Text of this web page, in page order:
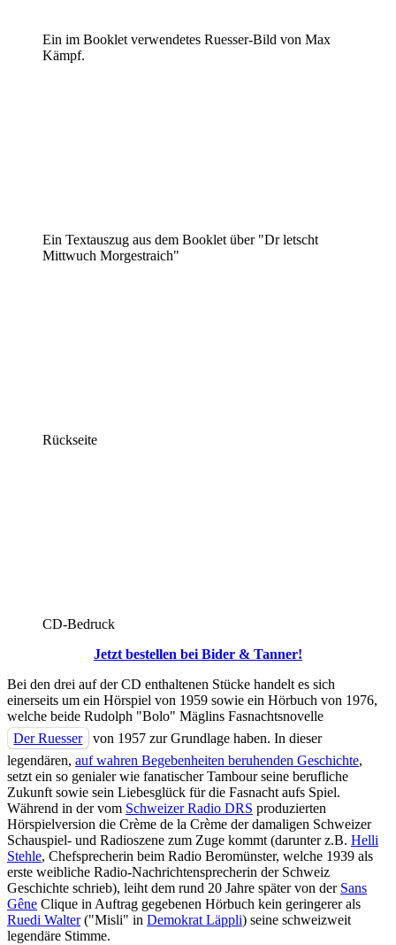
Ein im Booklet verwendetes Ruesser-Bild von Max
Kämpf.
Ein Textauszug aus dem Booklet über "Dr letscht
Mittwuch Morgestraich"
Rückseite
CD-Bedruck
Jetzt bestellen bei Bider & Tanner!
Bei den drei auf der CD enthaltenen Stücke handelt es sich
einerseits um ein Hörspiel von 1959 sowie ein Hörbuch von 1976,
welche beide Rudolph "Bolo" Mäglins Fasnachtsnovelle
Der Ruesser
von 1957 zur Grundlage haben. In dieser
legendären, auf wahren Begebenheiten beruhenden Geschichte,
setzt ein so genialer wie fanatischer Tambour seine berufliche
Zukunft sowie sein Liebesglück für die Fasnacht aufs Spiel.
Während in der vom Schweizer Radio DRS produzierten
Hörspielversion die Crème de la Crème der damaligen Schweizer
Schauspiel- und Radioszene zum Zuge kommt (darunter z.B. Helli
Stehle, Chefsprecherin beim Radio Beromünster, welche 1939 als
erste weibliche Radio-Nachrichtensprecherin der Schweiz
Geschichte schrieb), leiht dem rund 20 Jahre später von der Sans
Gêne Clique in Auftrag gegebenen Hörbuch kein geringerer als
Ruedi Walter("Misli" in Demokrat Läppli) seine schweizweit
legendäre Stimme.